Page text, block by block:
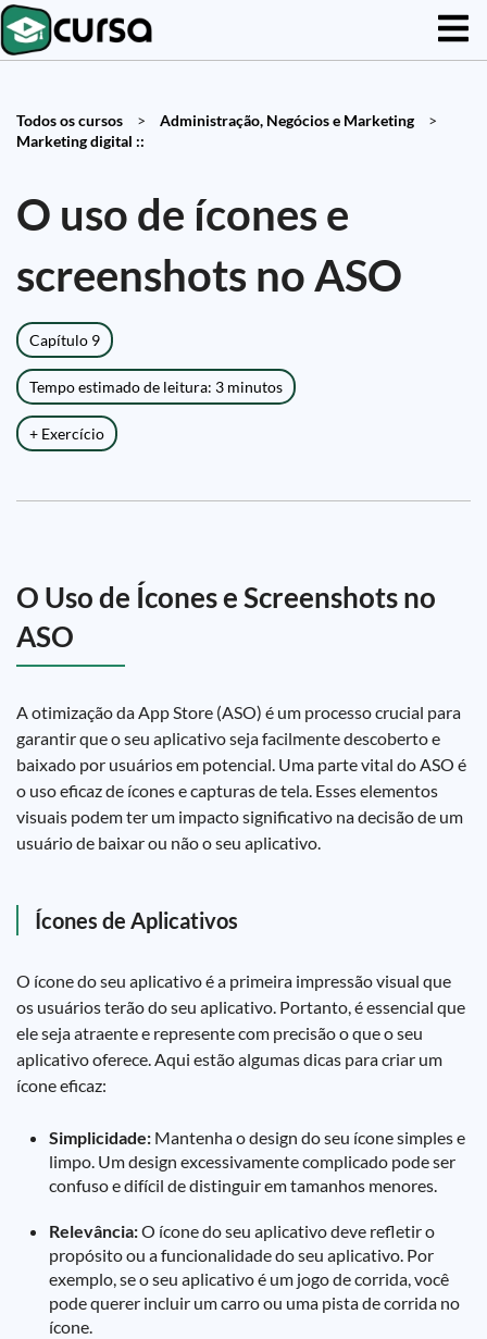
Todos os cursos > Administração, Negócios e Marketing
>
Marketing digital ::
O uso de ícones e
screenshots no ASO
Capítulo 9
Tempo estimado de leitura: 3 minutos
+ Exercício
O Uso de Ícones e Screenshots no
ASO
A otimização da App Store (ASO) é um processo crucial para
garantir que o seu aplicativo seja facilmente descoberto e
baixado por usuários em potencial. Uma parte vital do ASO é
o uso eficaz de ícones e capturas de tela. Esses elementos
visuais podem ter um impacto significativo na decisão de um
usuário de baixar ou não o seu aplicativo.
Ícones de Aplicativos
O ícone do seu aplicativo é a primeira impressão visual que
os usuários terão do seu aplicativo. Portanto, é essencial que
ele seja atraente e represente com precisão o que o seu
aplicativo oferece. Aqui estão algumas dicas para criar um
ícone eficaz:
Simplicidade: Mantenha o design do seu ícone simples e
limpo. Um design excessivamente complicado pode ser
confuso e difícil de distinguir em tamanhos menores.
Relevância:O ícone do seu aplicativo deve refletir o
propósito ou a funcionalidade do seu aplicativo. Por
exemplo, se o seu aplicativo é um jogo de corrida, você
pode querer incluir um carro ou uma pista de corrida no
ícone.